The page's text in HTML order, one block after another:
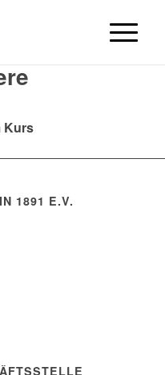
Kurs
1891 E.V.